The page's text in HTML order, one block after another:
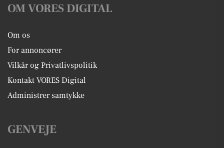
OM VORES DIGITAL
Om os
For annoncører
Vilkår og Privatlivspolitik
Kontakt VORES Digital
Administrer samtykke
GENVEJE